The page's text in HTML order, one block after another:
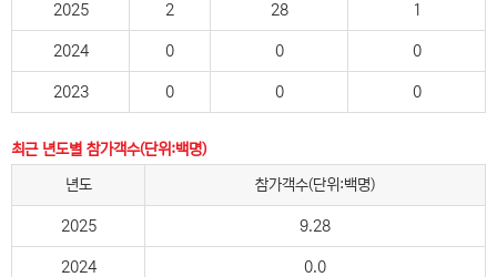
2025 2 28 1
2024 0 0 0
2023 0 0 0
최근 년도별 참가객수(단위:백명)
년도
참가객수(단위:백명)
2025 9.28
2024 0.0